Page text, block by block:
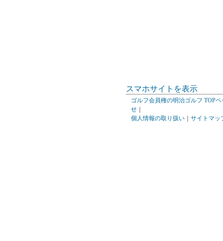
スマホサイトを表示
ゴルフ会員権の明治ゴルフ TOPペ
せ
個人情報の取り扱い
サイトマッ